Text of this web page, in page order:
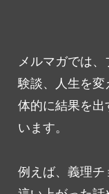
メルマガでは
験談、人生を
体的に結果を出
います。
例えば、義理チ